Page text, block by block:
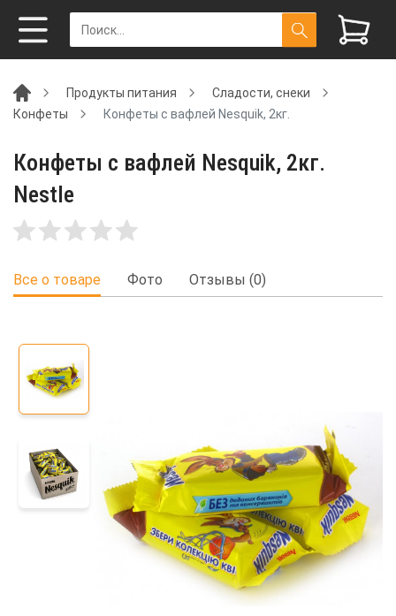
Продукты питания
Сладости, снеки
Конфеты
Конфеты с вафлей Nesquik, 2кг.
Конфеты с вафлей Nesquik, 2кг.
Nestle
Все о товаре Фото Отзывы (0)